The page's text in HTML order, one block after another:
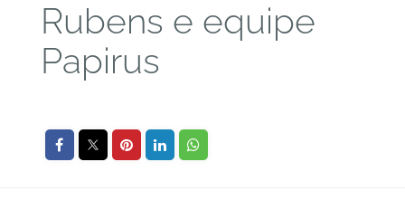
Rubens e equipe
Papirus